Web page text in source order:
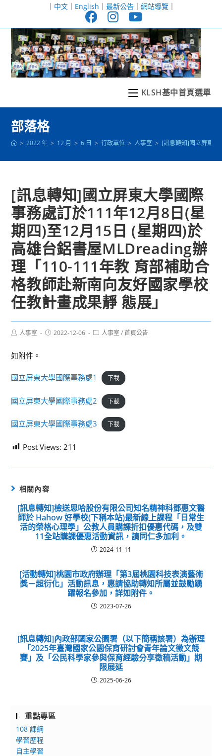
至
｜ 中文｜ English ｜ 最新公告｜ 網站導覽｜
KLSH基中首頁選單
部落格
> 2022 年 > 12 月 > 6 日 > 行政單位 > 人事室 > [訊息轉知]國立屏東大
[訊息轉知]國立屏東大學國際
事務處訂於111年12月8日(星
期四)至12月15日 (星期四)於
高雄台鋁書屋MLDreading辦
理「110-111年教 育部補助合
格教師赴新南向友好國家學校
任教計畫成果靜 態展」
Post人事室
Post2022-12-06
Post人事室 / 首頁公告
如附件。
國立屏東大學國際事務處1 下載
國立屏東大學國際事務處2 下載
國立屏東大學國際事務處3 下載
Post Views: 211
相關內容
[訊息轉知]檢送思哈股份有限公司知名精神科鄧惠文醫
師於 Hahow 好學校(下稱本站)最新線上課程「日常生
活的榮格心理學」公教人員購課折扣優惠代碼，及雙
11全站購課優惠活動資訊，請同仁多加利。
2024-11-11
[活動轉知]桃園市政府辦理「第3屆桃園科技表演藝術
獎－超衍化」活動訊息，惠請協助轉知所屬並鼓勵踴
躍報名參加，詳如附件。
2023-07-26
[訊息轉知]內政部國家公園署（以下簡稱該署）為辦理
「2025年臺灣國家公園保育研討會青年論文徵文競
賽」及「公民科學家參與保育經驗分享徵稿活動」期
限展延
2025-06-26
重點專區
108 課綱
學習歷程
自主學習